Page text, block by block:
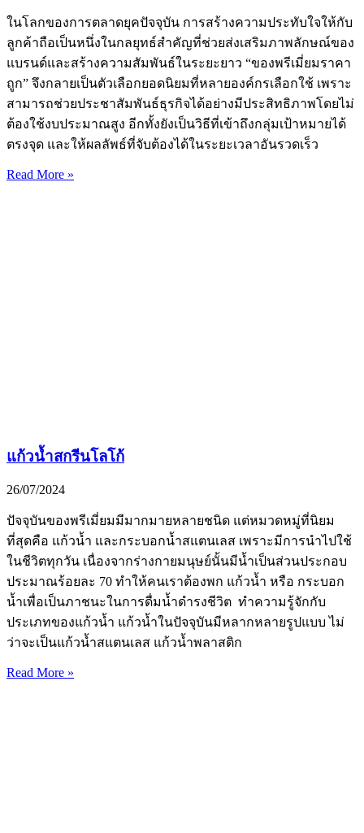
ในโลกของการตลาดยุคปัจจุบัน การสร้างความประทับใจให้กับ
ลูกค้าถือเป็นหนึ่งในกลยุทธ์สำคัญที่ช่วยส่งเสริมภาพลักษณ์ของ
แบรนด์และสร้างความสัมพันธ์ในระยะยาว “ของพรีเมี่ยมราคา
ถูก” จึงกลายเป็นตัวเลือกยอดนิยมที่หลายองค์กรเลือกใช้ เพราะ
สามารถช่วยประชาสัมพันธ์ธุรกิจได้อย่างมีประสิทธิภาพโดยไม่
ต้องใช้งบประมาณสูง อีกทั้งยังเป็นวิธีที่เข้าถึงกลุ่มเป้าหมายได้
ตรงจุด และให้ผลลัพธ์ที่จับต้องได้ในระยะเวลาอันรวดเร็ว
Read More »
แก้วน้ำสกรีนโลโก้
26/07/2024
ปัจจุบันของพรีเมี่ยมมีมากมายหลายชนิด แต่หมวดหมู่ที่นิยม
ที่สุดคือ แก้วน้ำ และกระบอกน้ำสแตนเลส เพราะมีการนำไปใช้
ในชีวิตทุกวัน เนื่องจากร่างกายมนุษย์นั้นมีน้ำเป็นส่วนประกอบ
ประมาณร้อยละ 70 ทำให้คนเราต้องพก แก้วน้ำ หรือ กระบอก
น้ำเพื่อเป็นภาชนะในการดื่มน้ำดำรงชีวิต ทำความรู้จักกับ
ประเภทของแก้วน้ำ แก้วน้ำในปัจจุบันมีหลากหลายรูปแบบ ไม่
ว่าจะเป็นแก้วน้ำสแตนเลส แก้วน้ำพลาสติก
Read More »